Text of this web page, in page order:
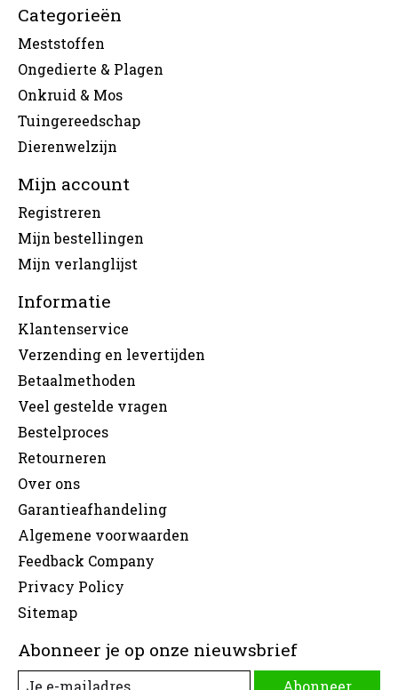
Categorieën
Meststoffen
Ongedierte & Plagen
Onkruid & Mos
Tuingereedschap
Dierenwelzijn
Mijn account
Registreren
Mijn bestellingen
Mijn verlanglijst
Informatie
Klantenservice
Verzending en levertijden
Betaalmethoden
Veel gestelde vragen
Bestelproces
Retourneren
Over ons
Garantieafhandeling
Algemene voorwaarden
Feedback Company
Privacy Policy
Sitemap
Abonneer je op onze nieuwsbrief
Abonneer